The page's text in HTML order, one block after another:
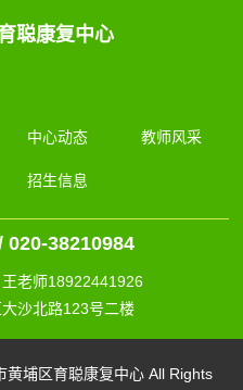
聪康复中心
中心动态 教师风采
招生信息
020-38210984
老师18922441926
沙北路123号二楼
埔区育聪康复中心 All Rights